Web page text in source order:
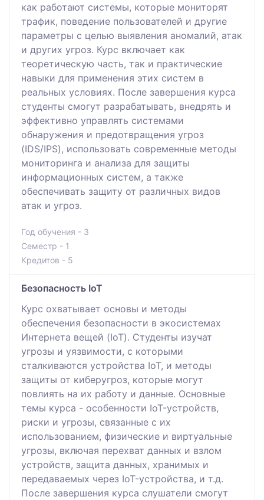
как работают системы, которые мониторят
трафик, поведение пользователей и другие
параметры с целью выявления аномалий, атак
и других угроз. Курс включает как
теоретическую часть, так и практические
навыки для применения этих систем в
реальных условиях. После завершения курса
студенты смогут разрабатывать, внедрять и
эффективно управлять системами
обнаружения и предотвращения угроз
(IDS/IPS), использовать современные методы
мониторинга и анализа для защиты
информационных систем, а также
обеспечивать защиту от различных видов
атак и угроз.
Год обучения - 3
Семестр - 1
Кредитов - 5
Безопасность IoT
Курс охватывает основы и методы
обеспечения безопасности в экосистемах
Интернета вещей (IoT). Студенты изучат
угрозы и уязвимости, с которыми
сталкиваются устройства IoT, и методы
защиты от киберугроз, которые могут
повлиять на их работу и данные. Основные
темы курса - особенности IoT-устройств,
риски и угрозы, связанные с их
использованием, физические и виртуальные
угрозы, включая перехват данных и взлом
устройств, защита данных, хранимых и
передаваемых через IoT-устройства, и т.д.
После завершения курса слушатели смогут